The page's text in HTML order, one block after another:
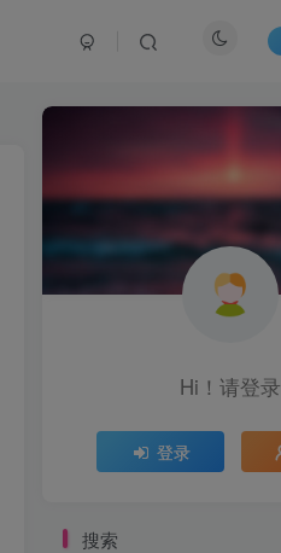
Hi！请登录
登录
搜索